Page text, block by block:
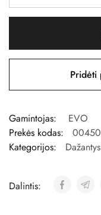
Pridėti
Gamintojas:
EVO
Prekės kodas:
00450
Kategorijos:
Dalintis: